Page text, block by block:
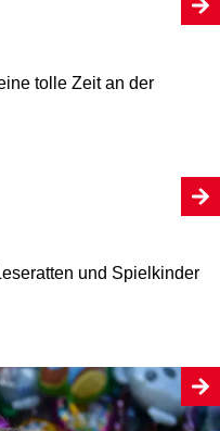
tolle Zeit an der
und Spielkinder